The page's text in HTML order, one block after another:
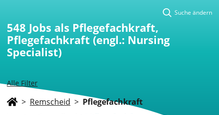
Alle Filter
Suche ändern
548 Jobs als Pflegefachkraft,
Pflegefachkraft (engl.: Nursing
Specialist)
> Remscheid > Pflegefachkraft